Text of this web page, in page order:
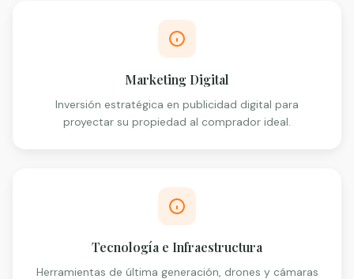
Marketing Digital
Inversión estratégica en publicidad digital para
proyectar su propiedad al comprador ideal.
Tecnología e Infraestructura
Herramientas de última generación, drones y cámaras